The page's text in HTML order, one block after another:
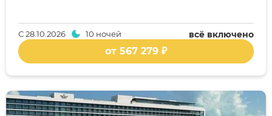
всё включено
С28.10.2026 10 ночей
от 567 279 ₽